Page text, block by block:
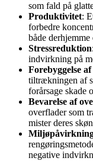
som fald på
Produktivitet:
forbedre
både
Stressreduktion
indvirkning på
Forebyggelse
tiltrækningen af
forårsage skade
Bevarelse af
overflader som
mister deres
negative